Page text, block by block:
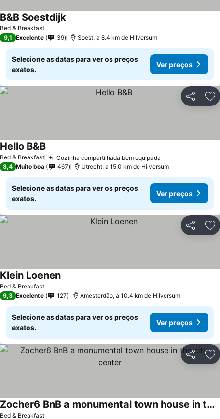
Bed & Breakfast
B&B Soestdijk
9,1 Excelente 39 Soest, a 8.4 km de Hilversum
Selecione as datas para ver os preços
exatos.
Ver preços
Partilhar
Bed & Breakfast Cozinha compartilhada bem equipada
Hello B&B
8,4 Muito boa 467 Utrecht, a 15.0 km de Hilversum
Selecione as datas para ver os preços
exatos.
Ver preços
Partilhar
Bed & Breakfast
Klein Loenen
9,3 Excelente 127 Amesterdão, a 10.4 km de Hilversum
Selecione as datas para ver os preços
exatos.
Ver preços
Partilhar
Bed & Breakfast
Zocher6 BnB a monumental town house in the city center